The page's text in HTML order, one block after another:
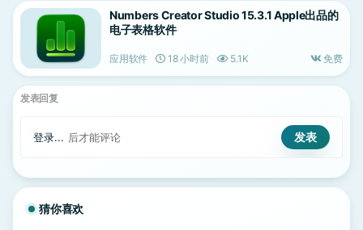
Numbers Creator Studio 15.3.1 Apple出品的
电子表格软件
应用软件 18 小时前 5.1K 免费
发表回复
登录... 后才能评论
猜你喜欢